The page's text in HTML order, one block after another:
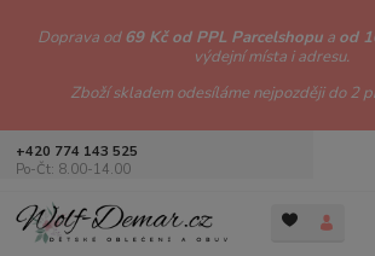
Doprava od69 Kč od PPL Parcelshopu a od
výdejní místa i adresu.
Zboží skladem odesíláme nejpozději do 2
+420 774 143 525
Po-Čt: 8.00-14.00